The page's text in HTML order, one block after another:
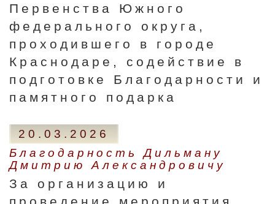
Первенства Южного
федерального округа,
проходившего в городе
Краснодаре, содействие в
подготовке Благодарности и
памятного подарка
20.03.2026
Благодарность Дильману
Дмитрию Александровичу
За организацию и